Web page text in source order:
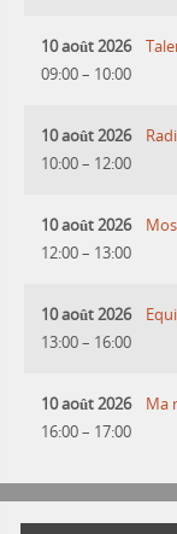
10 août 2026
09:00– 10:00
10 août 2026
10:00– 12:00
10 août 2026
12:00– 13:00
10 août 2026
13:00– 16:00
10 août 2026
16:00– 17:00
Ma